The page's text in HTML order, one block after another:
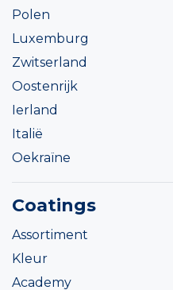
Polen
Luxemburg
Zwitserland
Oostenrijk
Ierland
Italië
Oekraïne
Coatings
Assortiment
Kleur
Academy